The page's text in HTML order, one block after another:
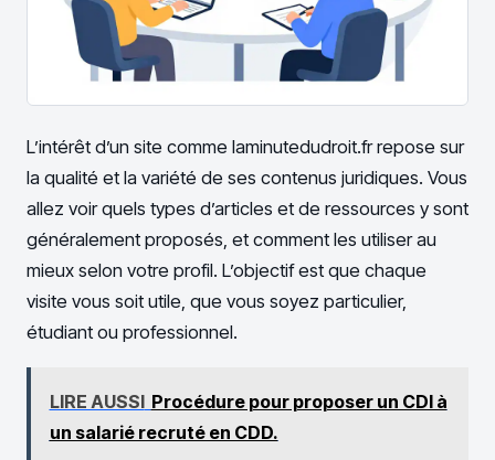
L’intérêt d’un site comme laminutedudroit.fr repose sur
la qualité et la variété de ses contenus juridiques. Vous
allez voir quels types d’articles et de ressources y sont
généralement proposés, et comment les utiliser au
mieux selon votre profil. L’objectif est que chaque
visite vous soit utile, que vous soyez particulier,
étudiant ou professionnel.
LIRE AUSSI Procédure pour proposer un CDI à
un salarié recruté en CDD.